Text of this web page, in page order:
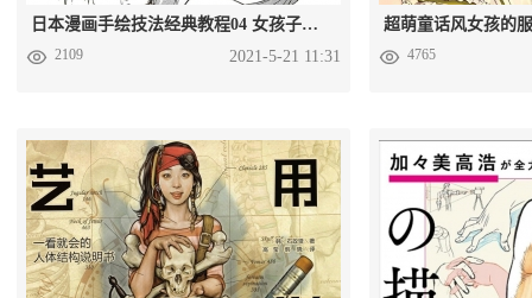
日本漫画手绘技法经典教程04 女孩子的画法教程PDF 百度网盘
2109 2021-5-21 11:31 4765